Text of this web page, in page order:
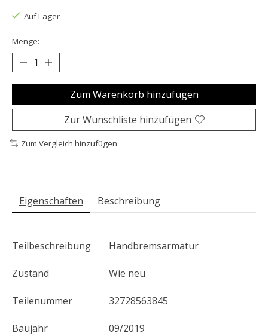
Auf Lager
Menge:
Zum Warenkorb hinzufügen
Zur Wunschliste hinzufügen
Zum Vergleich hinzufügen
Eigenschaften Beschreibung
Teilbeschreibung Handbremsarmatur
Zustand Wie neu
Teilenummer 32728563845
Baujahr 09/2019